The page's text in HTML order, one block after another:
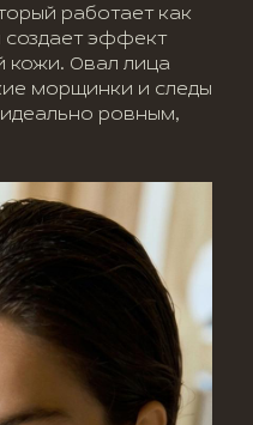
работает как
создает эффект
Овал лица
морщинки и следы
идеально ровным,